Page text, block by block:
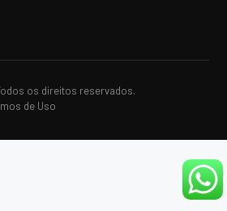
os direitos reservados.
de Uso